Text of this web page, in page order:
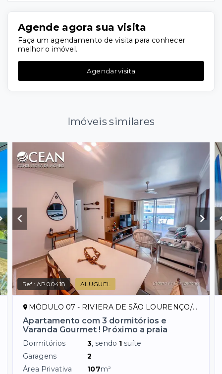
Agende agora sua visita
Faça um agendamento de visita para conhecer
melhor o imóvel.
Agendar visita
Imóveis similares
Ref.:AP00418 ALUGUEL
MÓDULO 07 - RIVIERA DE SÃO LOURENÇO/SP
Apartamento com 3 dormitórios e
Varanda Gourmet ! Próximo a praia
Dormitórios 3, sendo 1 suíte
Garagens
2
Área Privativa
107m²